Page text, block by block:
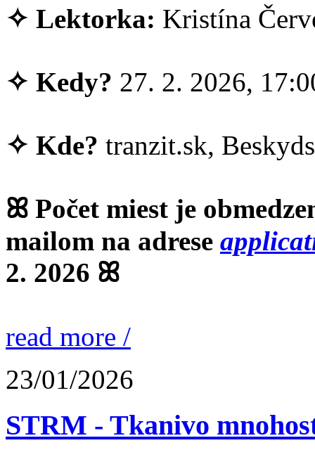
✧ Lektorka: Kristína
✧ Kedy? 27. 2. 2026,
✧ Kde? tranzit.sk,
ꕤ Počet miest je
mailom na adrese
2. 2026 ꕤ
read more /
23/01/2026
STRM - Tkanivo